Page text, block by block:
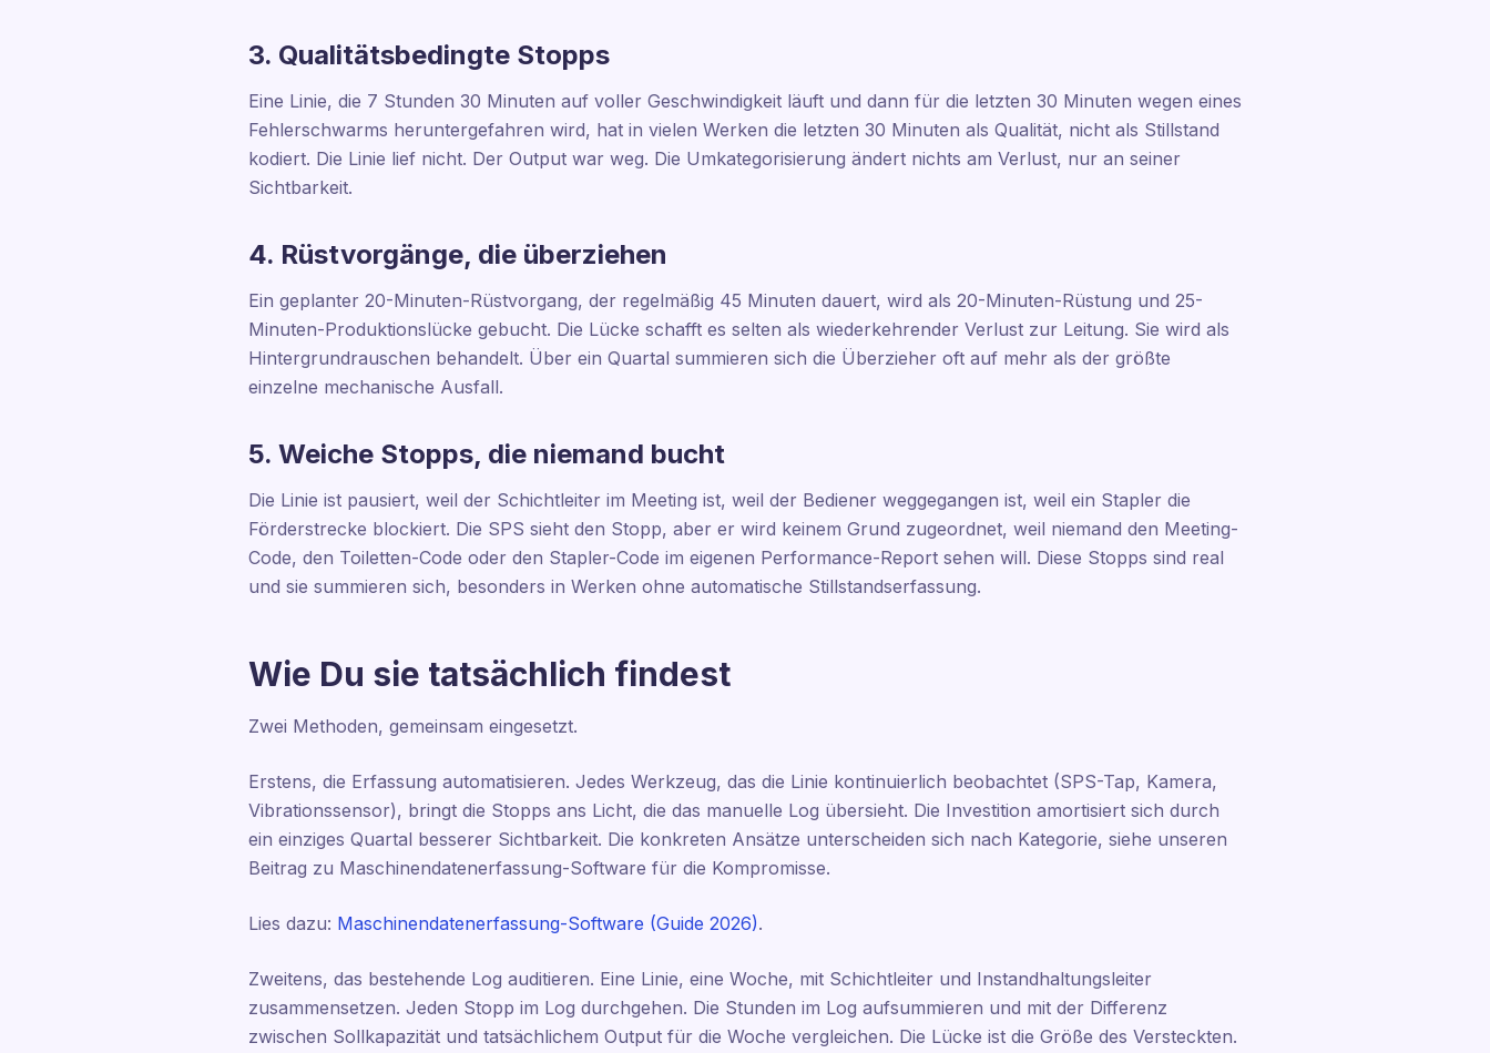
3. Qualitätsbedingte Stopps
Eine Linie, die 7 Stunden 30 Minuten auf voller Geschwindigkeit läuft und dann für die letzten 30 Minuten wegen eines
Fehlerschwarms heruntergefahren wird, hat in vielen Werken die letzten 30 Minuten als Qualität, nicht als Stillstand
kodiert. Die Linie lief nicht. Der Output war weg. Die Umkategorisierung ändert nichts am Verlust, nur an seiner
Sichtbarkeit.
4. Rüstvorgänge, die überziehen
Ein geplanter 20-Minuten-Rüstvorgang, der regelmäßig 45 Minuten dauert, wird als 20-Minuten-Rüstung und 25-
Minuten-Produktionslücke gebucht. Die Lücke schafft es selten als wiederkehrender Verlust zur Leitung. Sie wird als
Hintergrundrauschen behandelt. Über ein Quartal summieren sich die Überzieher oft auf mehr als der größte
einzelne mechanische Ausfall.
5. Weiche Stopps, die niemand bucht
Die Linie ist pausiert, weil der Schichtleiter im Meeting ist, weil der Bediener weggegangen ist, weil ein Stapler die
Förderstrecke blockiert. Die SPS sieht den Stopp, aber er wird keinem Grund zugeordnet, weil niemand den Meeting-
Code, den Toiletten-Code oder den Stapler-Code im eigenen Performance-Report sehen will. Diese Stopps sind real
und sie summieren sich, besonders in Werken ohne automatische Stillstandserfassung.
Wie Du sie tatsächlich findest
Zwei Methoden, gemeinsam eingesetzt.
Erstens, die Erfassung automatisieren. Jedes Werkzeug, das die Linie kontinuierlich beobachtet (SPS-Tap, Kamera,
Vibrationssensor), bringt die Stopps ans Licht, die das manuelle Log übersieht. Die Investition amortisiert sich durch
ein einziges Quartal besserer Sichtbarkeit. Die konkreten Ansätze unterscheiden sich nach Kategorie, siehe unseren
Beitrag zu Maschinendatenerfassung-Software für die Kompromisse.
Lies dazu: Maschinendatenerfassung-Software (Guide 2026).
Zweitens, das bestehende Log auditieren. Eine Linie, eine Woche, mit Schichtleiter und Instandhaltungsleiter
zusammensetzen. Jeden Stopp im Log durchgehen. Die Stunden im Log aufsummieren und mit der Differenz
zwischen Sollkapazität und tatsächlichem Output für die Woche vergleichen. Die Lücke ist die Größe des Versteckten.